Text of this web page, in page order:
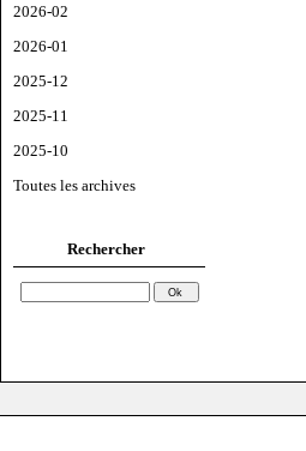
2026-02
2026-01
2025-12
2025-11
2025-10
Toutes les archives
Rechercher